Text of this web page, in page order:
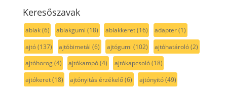
Keresőszavak
ablak(6) ablakgumi (18) ablakkeret(16) adapter(1)
ajtó(137) ajtóbimetál (6) ajtógumi (102) ajtóhatároló(2)
ajtóhorog(4) ajtókampó(4) ajtókapcsoló(18)
ajtókeret(18) ajtónyitás érzékelő(6) ajtónyitó(49)